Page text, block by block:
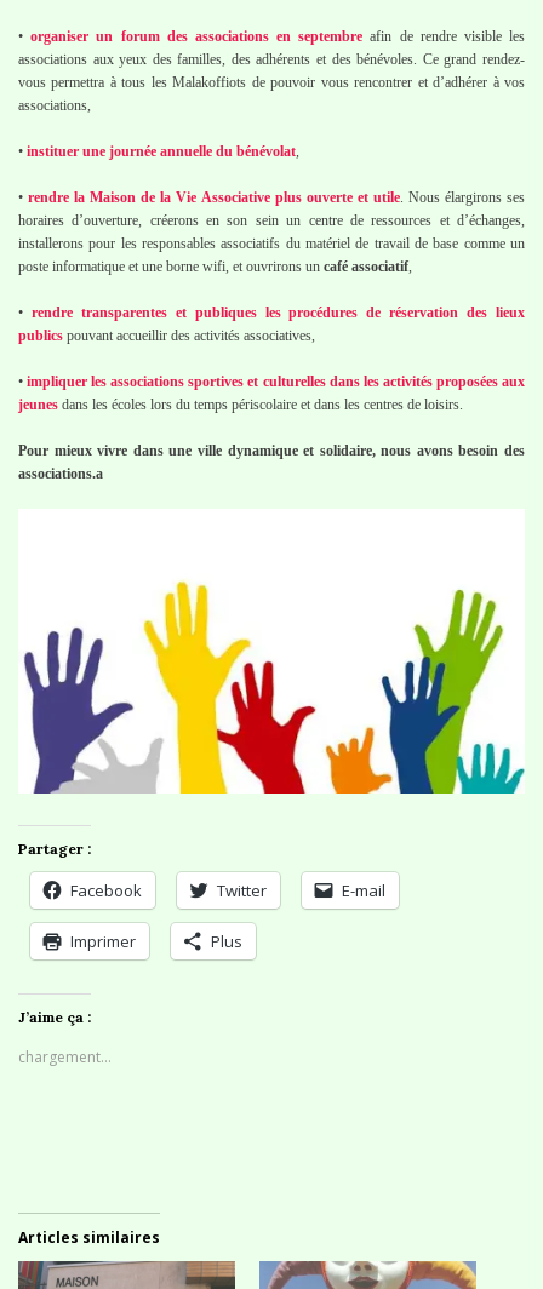
•organiser un forum des associations en septembre afin de rendre visible les
associations aux yeux des familles, des adhérents et des bénévoles. Ce grand rendez-
vous permettra à tous les Malakoffiots de pouvoir vous rencontrer et d’adhérer à vos
associations,
• instituer une journée annuelle du bénévolat,
•rendre la Maison de la Vie Associative plus ouverte et utile. Nous élargirons ses
horaires d’ouverture, créerons en son sein un centre de ressources et d’échanges,
installerons pour les responsables associatifs du matériel de travail de base comme un
poste informatique et une borne wifi, et ouvrirons un café associatif,
• rendre transparentes et publiques les procédures de réservation des lieux
publics pouvant accueillir des activités associatives,
•impliquer les associations sportives et culturelles dans les activités proposées aux
jeunes dans les écoles lors du temps périscolaire et dans les centres de loisirs.
Pour mieux vivre dans une ville dynamique et solidaire, nous avons besoin des
associations.a
Partager :
Facebook Twitter E-mail
Imprimer Plus
J’aime ça :
chargement…
Articles similaires